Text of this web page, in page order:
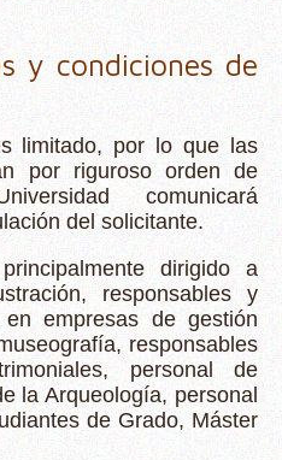
y condiciones de
limitado, por lo que las
por riguroso orden de
comunicará
del solicitante.
dirigido a
responsables y
empresas de gestión
responsables
personal de
la Arqueología, personal
de Grado, Máster